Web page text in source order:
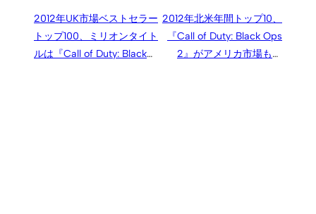
2012年UK市場ベストセラー
トップ100、ミリオンタイト
ルは『Call of Duty: Black
2012年北米年間トップ10、
『Call of Duty: Black Ops
2』がアメリカ市場も制